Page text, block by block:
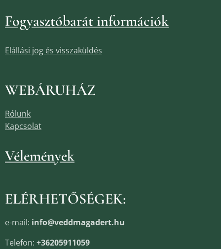
Fogyasztóbarát információk
Elállási jog és visszaküldés
WEBÁRUHÁZ
Rólunk
Kapcsolat
Vélemények
ELÉRHETŐSÉGEK:
e-mail: info@veddmagadert.hu
Telefon: +36205911059